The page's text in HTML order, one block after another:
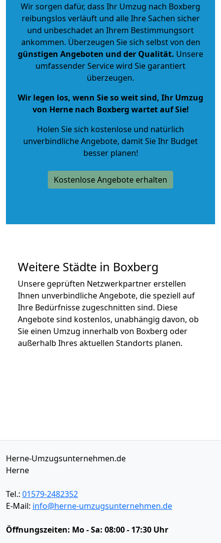
Wir sorgen dafür, dass Ihr Umzug nach Boxberg
reibungslos verläuft und alle Ihre Sachen sicher
und unbeschadet an Ihrem Bestimmungsort
ankommen. Überzeugen Sie sich selbst von den
günstigen Angeboten und der Qualität. Unsere
umfassender Service wird Sie garantiert
überzeugen.
Wir legen los, wenn Sie so weit sind, Ihr Umzug
von Herne nach Boxberg wartet auf Sie!
Holen Sie sich kostenlose und natürlich
unverbindliche Angebote, damit Sie Ihr Budget
besser planen!
Kostenlose Angebote erhalten
Weitere Städte in Boxberg
Unsere geprüften Netzwerkpartner erstellen
Ihnen unverbindliche Angebote, die speziell auf
Ihre Bedürfnisse zugeschnitten sind. Diese
Angebote sind kostenlos, unabhängig davon, ob
Sie einen Umzug innerhalb von Boxberg oder
außerhalb Ihres aktuellen Standorts planen.
Herne-Umzugsunternehmen.de
Herne
Tel.: 01579-2482352
E-Mail: info@herne-umzugsunternehmen.de
Öffnungszeiten: Mo - Sa: 08:00 - 17:30 Uhr